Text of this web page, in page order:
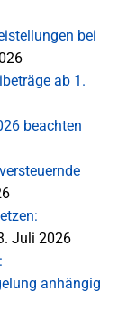
bei
ab 1.
beachten
Juli 2026
anhängig